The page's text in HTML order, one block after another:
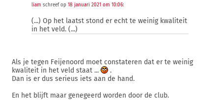
liam schreef op 18 januari 2021 om 10:06:
(...) Op het laatst stond er echt te weinig kwaliteit
in het veld. (...)
Als je tegen Feijenoord moet constateren dat er te weinig
kwaliteit in het veld staat ...
.
Dan is er dus serieus iets aan de hand.
En het blijft maar genegeerd worden door de club.